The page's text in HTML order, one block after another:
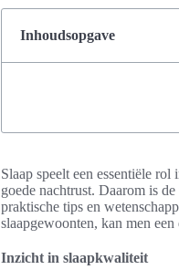
Inhoudsopgave
Slaap speelt een essentiële
goede nachtrust. Daarom is
praktische tips en
slaapgewoonten, kan men
Inzicht in slaapkwaliteit